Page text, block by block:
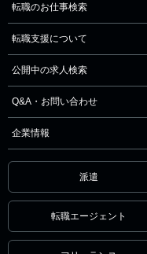
転職のお仕事検索
転職支援について
公開中の求人検索
Q&A・お問い合わせ
企業情報
派遣
転職エージェント